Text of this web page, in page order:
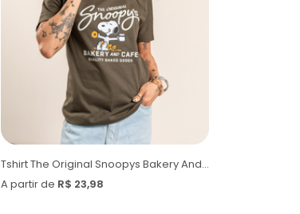
Tshirt The Original Snoopys Bakery And Cafe
A partir de R$ 23,98